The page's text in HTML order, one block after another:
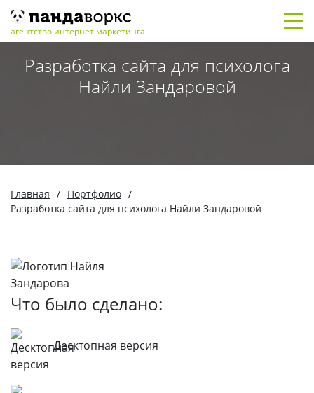
агентство интернет маркетинга
Разработка сайта для психолога
Найли Зандаровой
Главная / Портфолио /
Разработка сайта для психолога Найли Зандаровой
Что было сделано:
Десктопная версия